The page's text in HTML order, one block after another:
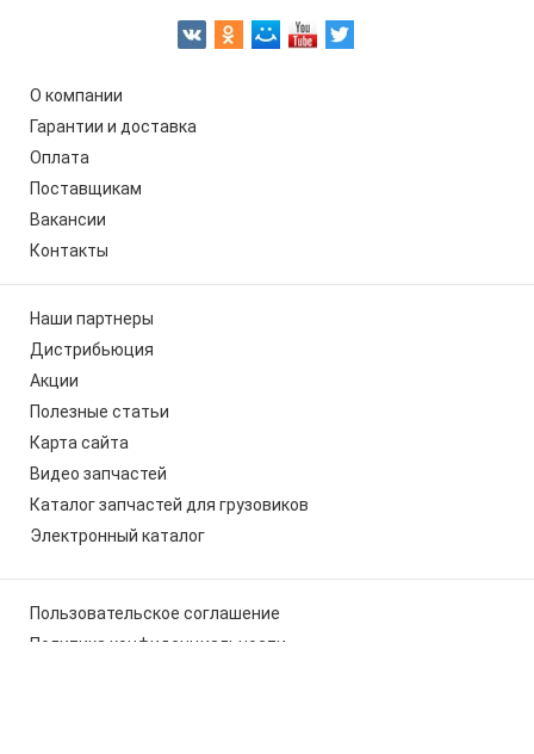
О компании
Гарантии и доставка
Оплата
Поставщикам
Вакансии
Контакты
Наши партнеры
Дистрибьюция
Акции
Полезные статьи
Карта сайта
Видео запчастей
Каталог запчастей для грузовиков
Электронный каталог
Пользовательское соглашение
Политика конфиденциальности